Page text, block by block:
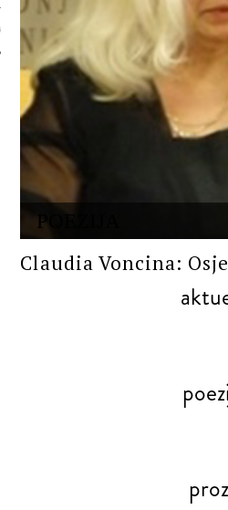
POEZIJA
Claudia Voncina: